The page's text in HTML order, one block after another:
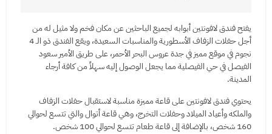
يفتح فندق لافونتين أبوابه لجميع الباحثين عن مكان فخم ولا مثيل له من
أجل حفلات الزفاف الأسطورية والمناسبات السعيدة، ويقع الفندق ذو الـ 4
نجوم في موقع مميز في جدة عروس البحر الأحمر، على طريق الأمير سعود
الفيصل في حي الفيصلية مما يجعل الوصول إليه سهلاً من كافة أرجاء
المدينة.
يحتوي فندق لافونتين على قاعة مميزة مناسبة لاستقبال حفلات الزفاف
والملكه وأعياد الميلاد وحفلات التخرج، وهي قاعة أتوال والتي تتسع لحوالي
160 شخص، بالإضافة إلى قاعة طعام تتسع لحوالي 100 شخص.